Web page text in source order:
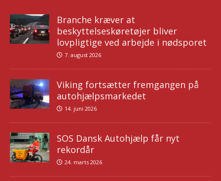
Branche kræver at
beskyttelseskøretøjer bliver
lovpligtige ved arbejde i nødsporet
7. august 2026
Viking fortsætter fremgangen på
autohjælpsmarkedet
14. juni 2026
SOS Dansk Autohjælp får nyt
rekordår
24. marts 2026